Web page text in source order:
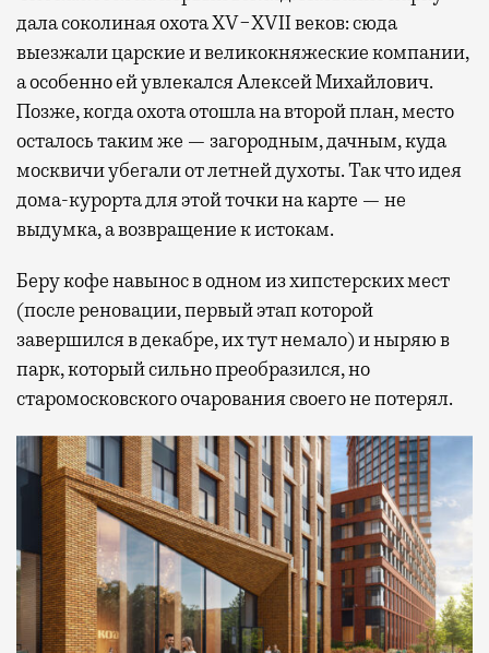
дала соколиная охота XV−XVII веков: сюда
выезжали царские и великокняжеские компании,
а особенно ей увлекался Алексей Михайлович.
Позже, когда охота отошла на второй план, место
осталось таким же — загородным, дачным, куда
москвичи убегали от летней духоты. Так что идея
дома-курорта для этой точки на карте — не
выдумка, а возвращение к истокам.
Беру кофе навынос в одном из хипстерских мест
(после реновации, первый этап которой
завершился в декабре, их тут немало) и ныряю в
парк, который сильно преобразился, но
старомосковского очарования своего не потерял.